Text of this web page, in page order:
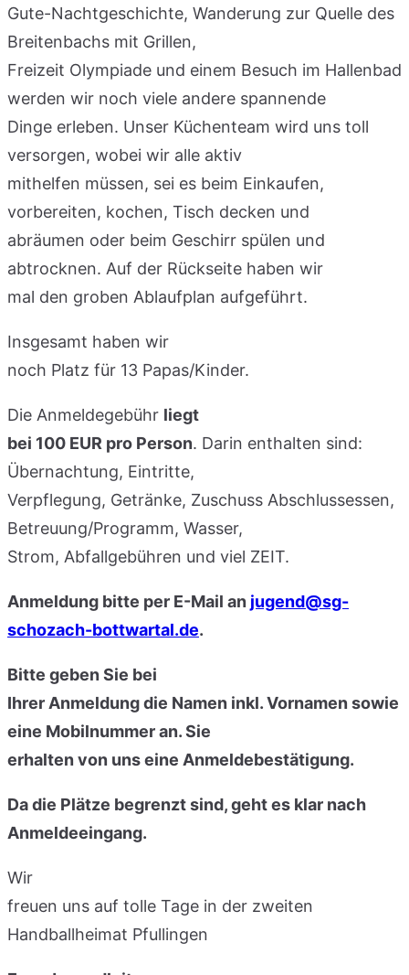
Gute-Nachtgeschichte, Wanderung zur Quelle des
Breitenbachs mit Grillen,
Freizeit Olympiade und einem Besuch im Hallenbad
werden wir noch viele andere spannende
Dinge erleben. Unser Küchenteam wird uns toll
versorgen, wobei wir alle aktiv
mithelfen müssen, sei es beim Einkaufen,
vorbereiten, kochen, Tisch decken und
abräumen oder beim Geschirr spülen und
abtrocknen. Auf der Rückseite haben wir
mal den groben Ablaufplan aufgeführt.
Insgesamt haben wir
noch Platz für 13 Papas/Kinder.
Die Anmeldegebühr liegt
bei 100 EUR pro Person. Darin enthalten sind:
Übernachtung, Eintritte,
Verpflegung, Getränke, Zuschuss Abschlussessen,
Betreuung/Programm, Wasser,
Strom, Abfallgebühren und viel ZEIT.
Anmeldung bitte per E-Mail an jugend@sg-
schozach-bottwartal.de.
Bitte geben Sie bei
Ihrer Anmeldung die Namen inkl. Vornamen sowie
eine Mobilnummer an. Sie
erhalten von uns eine Anmeldebestätigung.
Da die Plätze begrenzt sind, geht es klar nach
Anmeldeeingang.
Wir
freuen uns auf tolle Tage in der zweiten
Handballheimat Pfullingen